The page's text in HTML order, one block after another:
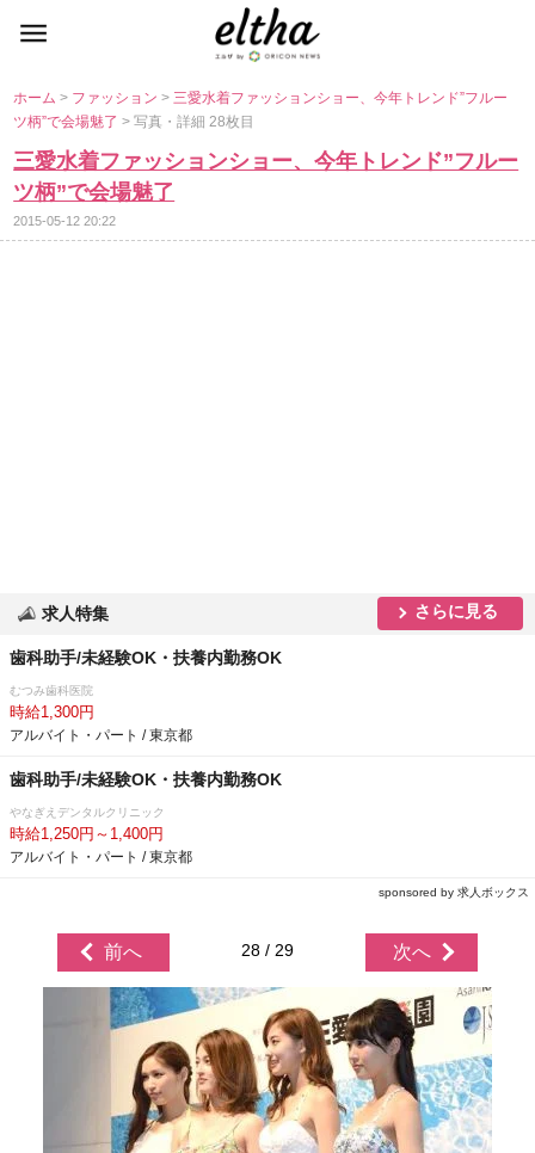
ホーム> ファッション>三愛水着ファッションショー、今年トレンド”フルー
ツ柄”で会場魅了> 写真・詳細 28枚目
三愛水着ファッションショー、今年トレンド”フルー
ツ柄”で会場魅了
2015-05-12 20:22
求人特集 さらに見る
歯科助手/未経験OK・扶養内勤務OK
むつみ歯科医院
時給1,300円
アルバイト・パート / 東京都
歯科助手/未経験OK・扶養内勤務OK
なぎえデンタルクリニック
時給1,250円～1,400円
アルバイト・パート / 東京都
sponsored by 求人ボックス
前へ 28 / 29 次へ